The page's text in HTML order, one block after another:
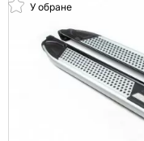
У обране